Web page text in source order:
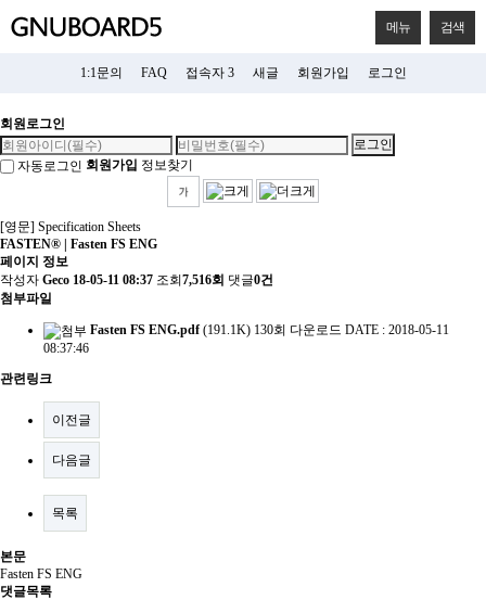
메뉴 검색
1:1문의 FAQ 접속자 3 새글 회원가입 로그인
회원로그인
자동로그인 회원가입 정보찾기
[영문] Specification Sheets
FASTEN® | Fasten FS ENG
페이지 정보
작성자 Geco 18-05-11 08:37 조회7,516회 댓글0건
첨부파일
Fasten FS ENG.pdf(191.1K) 130회 다운로드 DATE : 2018-05-11
08:37:46
관련링크
이전글
다음글
목록
본문
Fasten FS ENG
댓글목록